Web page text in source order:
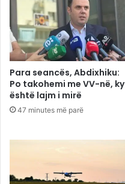
Para seancës, Abdixhiku:
Po takohemi me VV-në, ky
është lajm i mirë
47 minutes më parë